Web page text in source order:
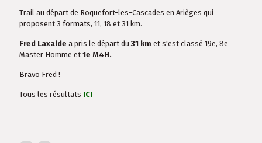
Trail au départ de Roquefort-les-Cascades en Arièges qui
proposent 3 formats, 11, 18 et 31 km.
Fred Laxalde a pris le départ du 31 km et s'est classé 19e, 8e
Master Homme et 1e M4H.
Bravo Fred !
Tous les résultats ICI